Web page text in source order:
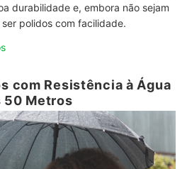
durabilidade e, embora não sejam
polidos com facilidade.
com Resistência à Água
50 Metros